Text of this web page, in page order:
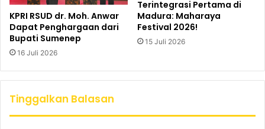
KPRI RSUD dr. Moh. Anwar
Dapat Penghargaan dari
Bupati Sumenep
16 Juli 2026
Terintegrasi Pertama di
Madura: Maharaya
Festival 2026!
15 Juli 2026
Tinggalkan Balasan